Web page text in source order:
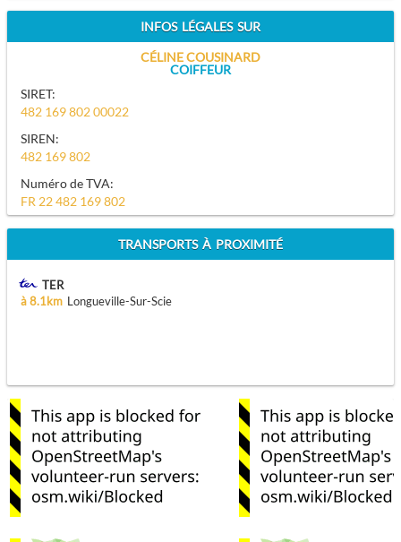
INFOS LÉGALES SUR
CÉLINE COUSINARD
COIFFEUR
SIRET:
482 169 802 00022
SIREN:
482 169 802
Numéro de TVA:
FR 22 482 169 802
TRANSPORTS À PROXIMITÉ
TER
à 8.1km Longueville-Sur-Scie